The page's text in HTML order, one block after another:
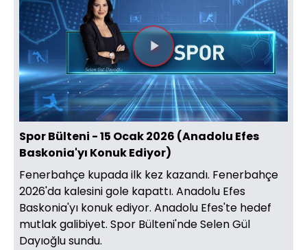
Videoyu
Oynat
Spor Bülteni - 15 Ocak 2026 (Anadolu Efes
Baskonia'yı Konuk Ediyor)
Fenerbahçe kupada ilk kez kazandı. Fenerbahçe
2026'da kalesini gole kapattı. Anadolu Efes
Baskonia'yı konuk ediyor. Anadolu Efes'te hedef
mutlak galibiyet. Spor Bülteni'nde Selen Gül
Dayıoğlu sundu.